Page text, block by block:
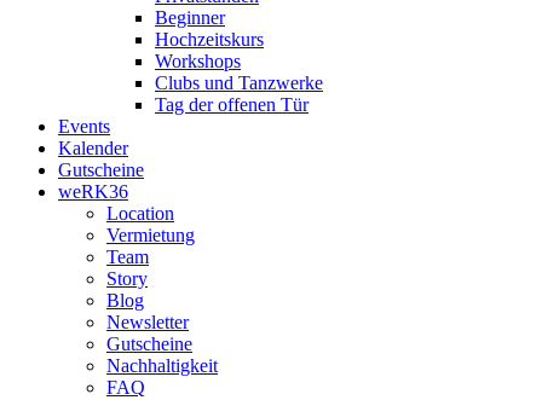
Beginner
Hochzeitskurs
Workshops
Clubs und Tanzwerke
Tag der offenen Tür
Events
Kalender
Gutscheine
weRK36
Location
Vermietung
Team
Story
Blog
Newsletter
Gutscheine
Nachhaltigkeit
FAQ